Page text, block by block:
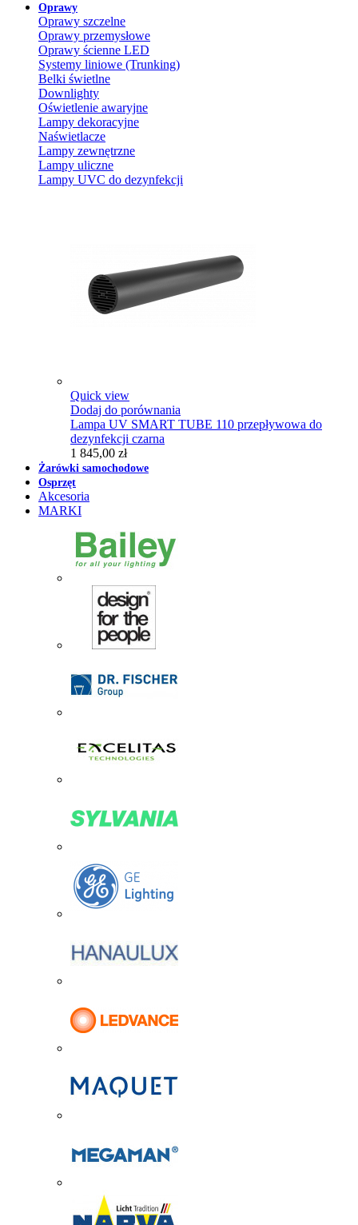
Oprawy
Oprawy szczelne
Oprawy przemysłowe
Oprawy ścienne LED
Systemy liniowe (Trunking)
Belki świetlne
Downlighty
Oświetlenie awaryjne
Lampy dekoracyjne
Naświetlacze
Lampy zewnętrzne
Lampy uliczne
Lampy UVC do dezynfekcji
Quick view
Dodaj do porównania
Lampa UV SMART TUBE 110 przepływowa do
dezynfekcji czarna
1 845,00 zł
Żarówki samochodowe
Osprzęt
Akcesoria
MARKI